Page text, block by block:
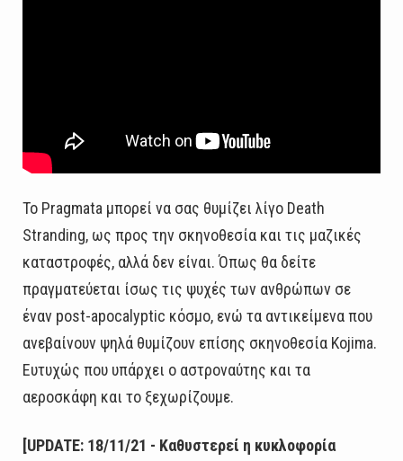
Το Pragmata μπορεί να σας θυμίζει λίγο Death
Stranding, ως προς την σκηνοθεσία και τις μαζικές
καταστροφές, αλλά δεν είναι. Όπως θα δείτε
πραγματεύεται ίσως τις ψυχές των ανθρώπων σε
έναν post-apocalyptic κόσμο, ενώ τα αντικείμενα που
ανεβαίνουν ψηλά θυμίζουν επίσης σκηνοθεσία Kojima.
Ευτυχώς που υπάρχει ο αστροναύτης και τα
αεροσκάφη και το ξεχωρίζουμε.
[UPDATE: 18/11/21 - Καθυστερεί η κυκλοφορία